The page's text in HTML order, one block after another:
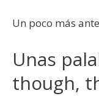
Un poco más
Unas
though,